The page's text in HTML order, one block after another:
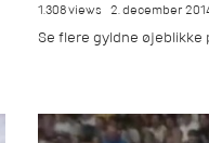
1.308 views 2. december
Se flere gyldne øjeblikke